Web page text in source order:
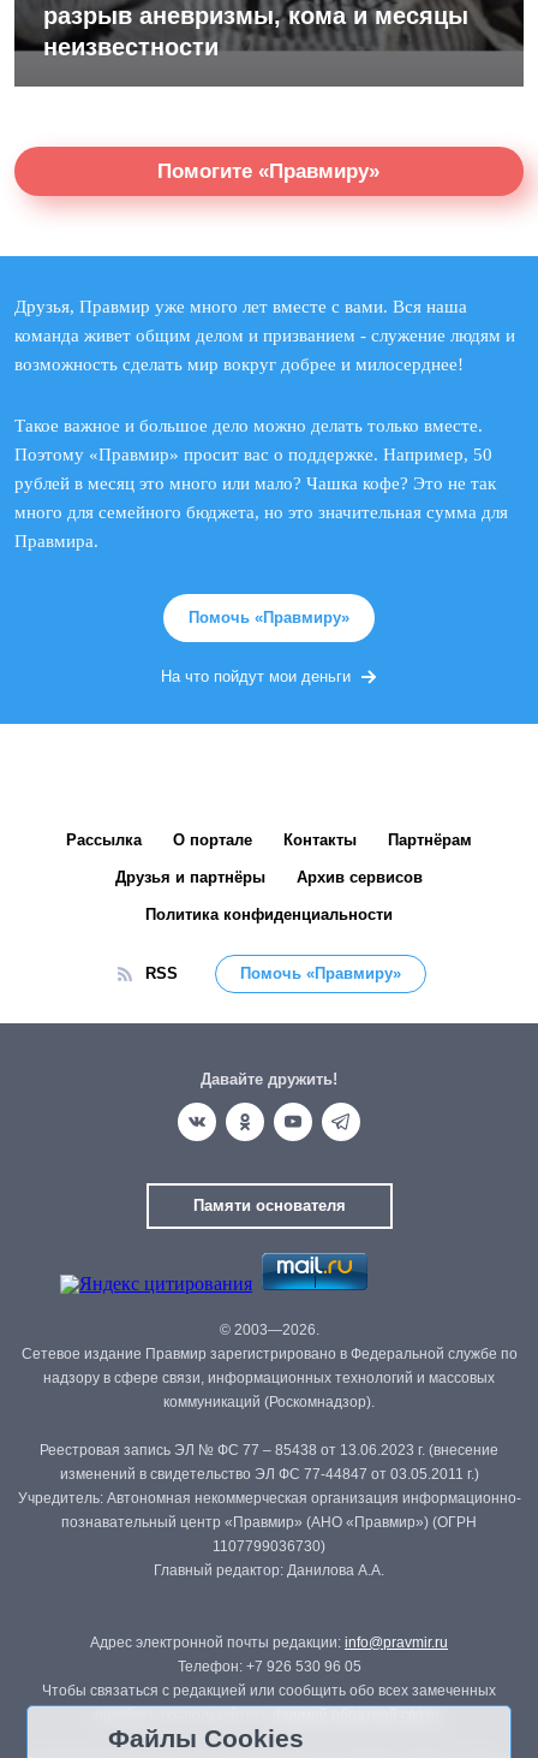
разрыв аневризмы, кома и месяцы
неизвестности
Помогите «Правмиру»
Друзья, Правмир уже много лет вместе с вами. Вся наша
команда живет общим делом и призванием - служение людям и
возможность сделать мир вокруг добрее и милосерднее!
Такое важное и большое дело можно делать только вместе.
Поэтому «Правмир» просит вас о поддержке. Например, 50
рублей в месяц это много или мало? Чашка кофе? Это не так
много для семейного бюджета, но это значительная сумма для
Правмира.
Помочь «Правмиру»
На что пойдут мои деньги
Рассылка О портале Контакты Партнёрам
Друзья и партнёры Архив сервисов
Политика конфиденциальности
RSS Помочь «Правмиру»
Давайте дружить!
Памяти основателя
© 2003—2026.
Сетевое издание Правмир зарегистрировано в Федеральной службе по
надзору в сфере связи, информационных технологий и массовых
коммуникаций (Роскомнадзор).
Реестровая запись ЭЛ № ФС 77 – 85438 от 13.06.2023 г. (внесение
изменений в свидетельство ЭЛ ФС 77-44847 от 03.05.2011 г.)
Учредитель: Автономная некоммерческая организация информационно-
познавательный центр «Правмир» (АНО «Правмир») (ОГРН
1107799036730)
Главный редактор: Данилова А.А.
Адрес электронной почты редакции: info@pravmir.ru
Телефон: +7 926 530 96 05
Чтобы связаться с редакцией или сообщить обо всех замеченных
Файлы Cookies